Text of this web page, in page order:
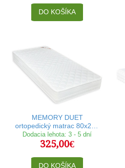
DO KOŠÍKA
MEMORY DUET
ortopedický matrac 80x200
cm
Dodacia lehota: 3 - 5 dní
325,00€
DO KOŠÍKA